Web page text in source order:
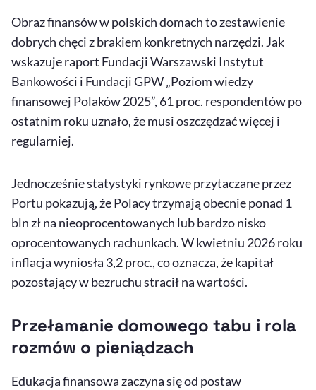
Obraz finansów w polskich domach to zestawienie
dobrych chęci z brakiem konkretnych narzędzi. Jak
wskazuje raport Fundacji Warszawski Instytut
Bankowości i Fundacji GPW „Poziom wiedzy
finansowej Polaków 2025”, 61 proc. respondentów po
ostatnim roku uznało, że musi oszczędzać więcej i
regularniej.
Jednocześnie statystyki rynkowe przytaczane przez
Portu pokazują, że Polacy trzymają obecnie ponad 1
bln zł na nieoprocentowanych lub bardzo nisko
oprocentowanych rachunkach. W kwietniu 2026 roku
inflacja wyniosła 3,2 proc., co oznacza, że kapitał
pozostający w bezruchu stracił na wartości.
Przełamanie domowego tabu i rola
rozmów o pieniądzach
Edukacja finansowa zaczyna się od postaw